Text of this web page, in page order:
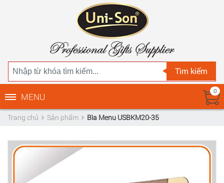
Tìm kiếm
0
MENU
Trang chủ Sản phẩm Bìa Menu USBKM20-35